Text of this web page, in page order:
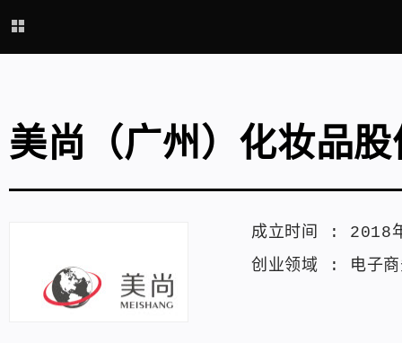
美尚（广州）化妆品
成立时间 : 2018
创业领域 :
电子